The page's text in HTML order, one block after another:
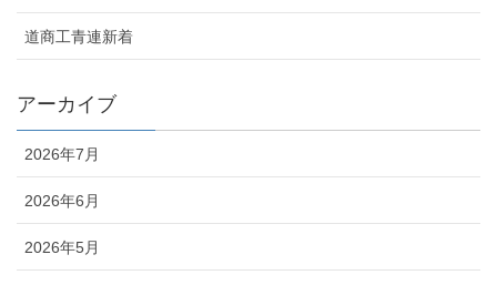
道商工青連新着
アーカイブ
2026年7月
2026年6月
2026年5月